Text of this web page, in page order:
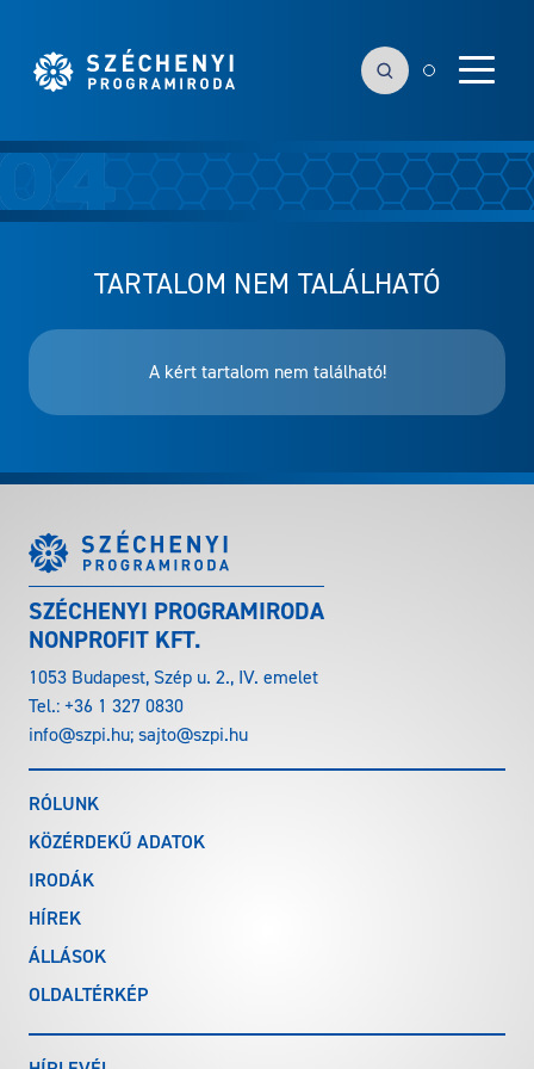
TARTALOM NEM TALÁLHATÓ
A kért tartalom nem található!
SZÉCHENYI PROGRAMIRODA
NONPROFIT KFT.
1053 Budapest, Szép u. 2., IV. emelet
Tel.:+36 1 327 0830
info@szpi.hu;sajto@szpi.hu
RÓLUNK
KÖZÉRDEKŰ ADATOK
IRODÁK
HÍREK
ÁLLÁSOK
OLDALTÉRKÉP